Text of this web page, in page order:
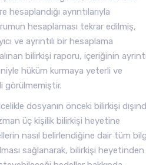
ayrıntılarıyla
hesaplaması tekrar edilmiş,
ve ayrıntılı bir hesaplama
bilirkişi raporu, içeriğinin
hüküm kurmaya yeterli ve
görülmemiştir.
dosyanın önceki bilirkişi
üç kişilik bilirkişi heyetine
nasıl belirlendiğine dair tüm
sağlanarak, bilirkişi heyetinden